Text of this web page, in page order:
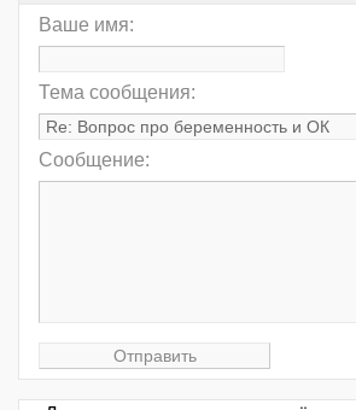
Ваше имя:
Тема сообщения:
Сообщение: